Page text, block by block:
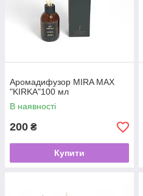
Аромадифузор MIRA MAX
"KIRKA"100 мл
В наявності
200 ₴
Купити